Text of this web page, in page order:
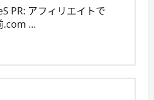
PR: アフィリエイトで
.com …